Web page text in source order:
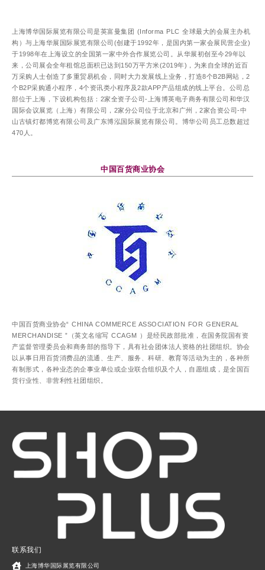
上海博华国际展览有限公司是英富曼集团 (Informa PLC 全球最大的会展主办机
构）与上海华展国际展览有限公司(创建于1992年，是国内第一家会展民营企业)
于1998年在上海设立的全国第一家中外合作展览公司。从华展初创至今29年以
来，公司展会全年租馆总面积已达到150万平方米(2019年)，为来自全球的近百
万采购人士创造了多重贸易机会，同时大力发展线上业务，打造8个B2B网站，2
个B2P采购通小程序，4个资讯类小程序及2款APP产品组成的线上平台。公司总
部位于上海，下设机构包括：2家全资子公司-上海博英电子商务有限公司和华汉
国际会议展览（上海）有限公司，2家分公司位于北京和广州，2家合资公司-中
山古镇灯都博览有限公司及广东博泓国际展览有限公司。博华公司员工总数超过
470人。
中国百货商业协会
中国百货商业协会“ CHINA COMMERCE ASSOCIATION FOR GENERAL
MERCHANDISE ”（英文名缩写 CCAGM ）是经民政部批准，在国务院国有资
产监督管理委员会和商务部的指导下，具有社会团体法人资格的社团组织。协会
以从事日用百货消费品的流通、生产、服务、科研、教育等活动为主的，各种所
有制形式，各种业态的企事业单位或企业联合组织及个人，自愿组成，是全国百
货行业性、非营利性社团组织。
联系我们
上海博华国际展览有限公司